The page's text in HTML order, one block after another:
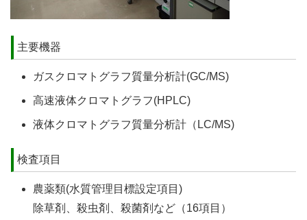
主要機器
ガスクロマトグラフ質量分析計(GC/MS)
高速液体クロマトグラフ(HPLC)
液体クロマトグラフ質量分析計（LC/MS)
検査項目
農薬類(水質管理目標設定項目)
除草剤、殺虫剤、殺菌剤など（16項目）